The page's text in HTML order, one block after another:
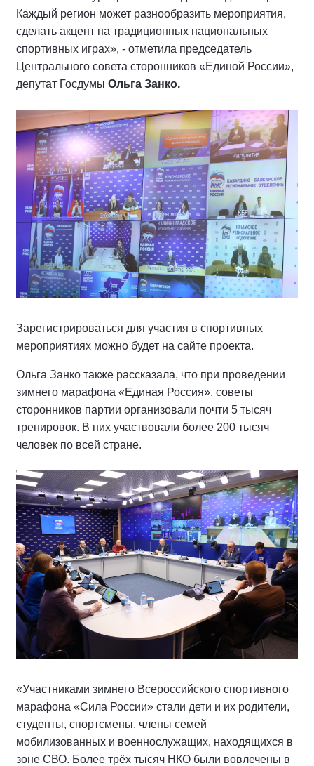
Каждый регион может разнообразить мероприятия,
сделать акцент на традиционных национальных
спортивных играх», - отметила председатель
Центрального совета сторонников «Единой России»,
депутат Госдумы Ольга Занко.
Зарегистрироваться для участия в спортивных
мероприятиях можно будет на сайте проекта.
Ольга Занко также рассказала, что при проведении
зимнего марафона «Единая Россия», советы
сторонников партии организовали почти 5 тысяч
тренировок. В них участвовали более 200 тысяч
человек по всей стране.
«Участниками зимнего Всероссийского спортивного
марафона «Сила России» стали дети и их родители,
студенты, спортсмены, члены семей
мобилизованных и военнослужащих, находящихся в
зоне СВО. Более трёх тысяч НКО были вовлечены в